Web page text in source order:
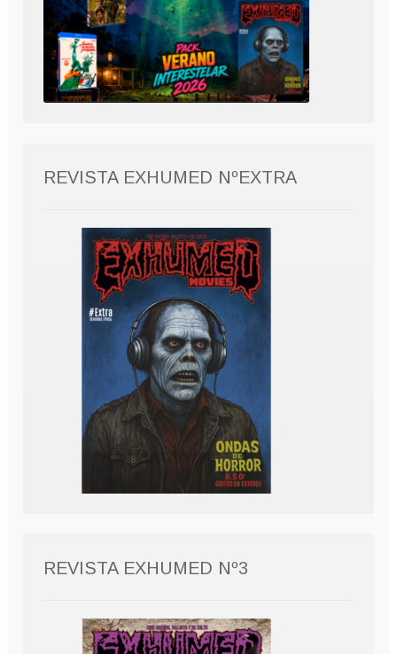
REVISTA EXHUMED NºEXTRA
REVISTA EXHUMED Nº3